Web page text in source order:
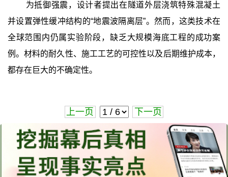
为抵御强震，设计者提出在隧道外层浇筑特殊混凝土
并设置弹性缓冲结构的“地震波隔离层”。然而，这类技术在
全球范围内仍属实验阶段，缺乏大规模海底工程的成功案
例。材料的耐久性、施工工艺的可控性以及后期维护成本，
都存在巨大的不确定性。
上一页 下一页